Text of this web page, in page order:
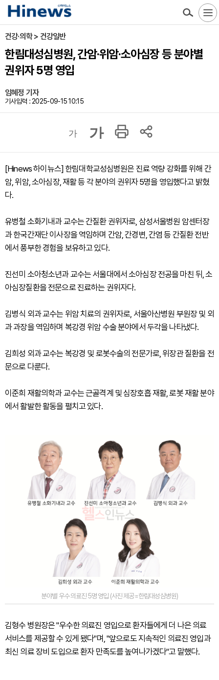
건강·의학 > 건강일반
한림대성심병원, 간암·위암·소아심장 등 분야별
권위자 5명 영입
임혜정 기자
기사입력 : 2025-09-15 10:15
가 가
[Hinews 하이뉴스] 한림대학교성심병원은 진료 역량 강화를 위해 간
암, 위암, 소아심장, 재활 등 각 분야의 권위자 5명을 영입했다고 밝혔
다.
유병철 소화기내과 교수는 간질환 권위자로, 삼성서울병원 암센터장
과 한국간재단 이사장을 역임하며 간암, 간경변, 간염 등 간질환 전반
에서 풍부한 경험을 보유하고 있다.
진선미 소아청소년과 교수는 서울대에서 소아심장 전공을 마친 뒤, 소
아심장질환을 전문으로 진료하는 권위자다.
김병식 외과 교수는 위암 치료의 권위자로, 서울아산병원 부원장 및 외
과 과장을 역임하며 복강경 위암 수술 분야에서 두각을 나타냈다.
김희성 외과 교수는 복강경 및 로봇수술의 전문가로, 위장관 질환을 전
문으로 다룬다.
이준희 재활의학과 교수는 근골격계 및 심장호흡 재활, 로봇 재활 분야
에서 활발한 활동을 펼치고 있다.
분야별 우수 의료진 5명 영입 (사진 제공=한림대성심병원)
김형수 병원장은 "우수한 의료진 영입으로 환자들에게 더 나은 의료
서비스를 제공할 수 있게 됐다"며, "앞으로도 지속적인 의료진 영입과
최신 의료 장비 도입으로 환자 만족도를 높여나가겠다"고 말했다.